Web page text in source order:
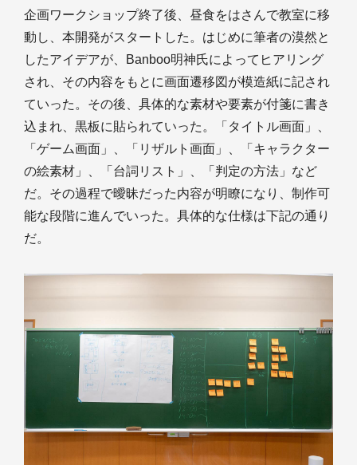
企画ワークショップ終了後、昼食をはさんで教室に移
動し、本開発がスタートした。はじめに筆者の漠然と
したアイデアが、Banboo明神氏によってヒアリング
され、その内容をもとに画面遷移図が模造紙に記され
ていった。その後、具体的な素材や要素が付箋に書き
込まれ、黒板に貼られていった。「タイトル画面」、
「ゲーム画面」、「リザルト画面」、「キャラクター
の絵素材」、「台詞リスト」、「判定の方法」など
だ。その過程で曖昧だった内容が明瞭になり、制作可
能な段階に進んでいった。具体的な仕様は下記の通り
だ。